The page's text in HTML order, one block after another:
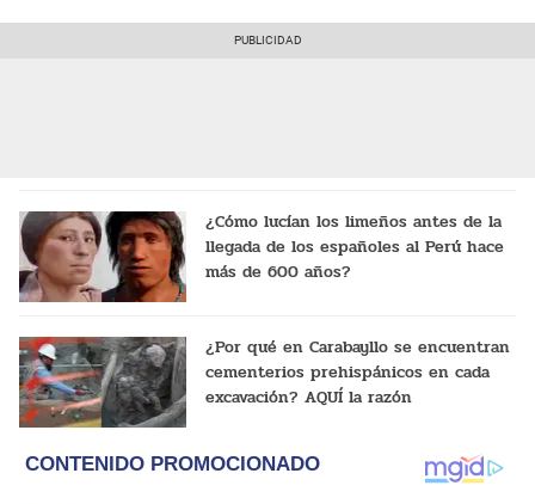
¿Cómo lucían los limeños antes de la
llegada de los españoles al Perú hace
más de 600 años?
¿Por qué en Carabayllo se encuentran
cementerios prehispánicos en cada
excavación? AQUÍ la razón